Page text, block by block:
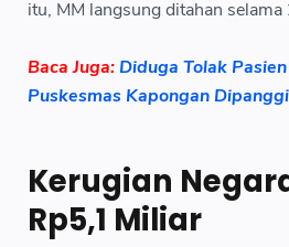
itu, MM langsung ditahan
Baca Juga: Diduga Tolak
Puskesmas Kapongan
Kerugian
Rp5,1 Miliar